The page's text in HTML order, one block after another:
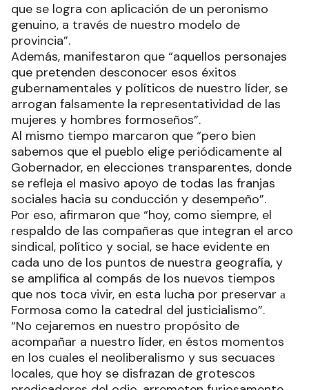
que se logra con aplicación de un peronismo
genuino, a través de nuestro modelo de
provincia”.
Además, manifestaron que “aquellos personajes
que pretenden desconocer esos éxitos
gubernamentales y políticos de nuestro líder, se
arrogan falsamente la representatividad de las
mujeres y hombres formoseños”.
Al mismo tiempo marcaron que “pero bien
sabemos que el pueblo elige periódicamente al
Gobernador, en elecciones transparentes, donde
se refleja el masivo apoyo de todas las franjas
sociales hacia su conducción y desempeño”.
Por eso, afirmaron que “hoy, como siempre, el
respaldo de las compañeras que integran el arco
sindical, político y social, se hace evidente en
cada uno de los puntos de nuestra geografía, y
se amplifica al compás de los nuevos tiempos
que nos toca vivir, en esta lucha por preservar а
Formosa como la catedral del justicialismo”.
“No cejaremos en nuestro propósito de
acompañar a nuestro líder, en éstos momentos
en los cuales el neoliberalismo y sus secuaces
locales, que hoy se disfrazan de grotescos